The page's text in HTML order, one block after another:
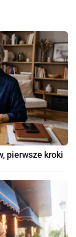
pierwsze kroki